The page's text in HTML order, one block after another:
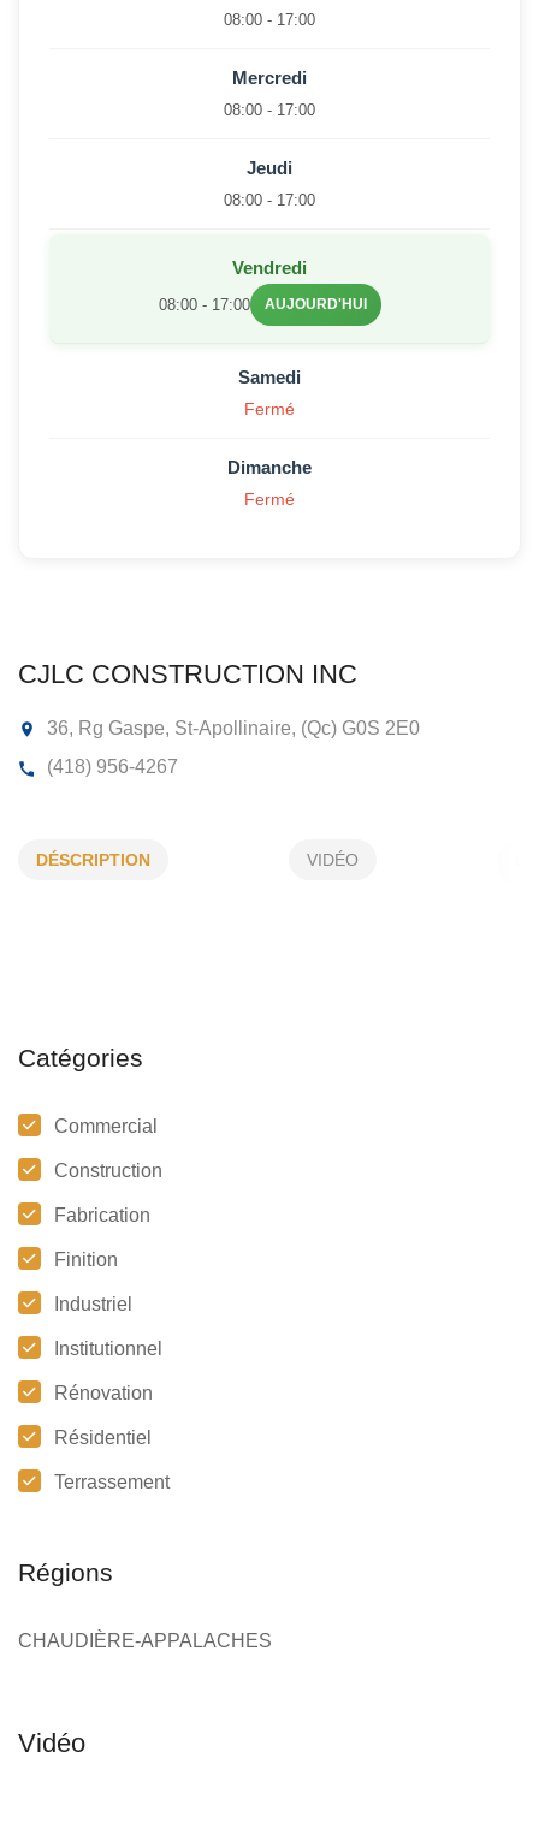
CJLC CONSTRUCTION INC
DÉSCRIPTION VIDÉO
Catégories
Commercial
Construction
Fabrication
Finition
Industriel
Institutionnel
Rénovation
Résidentiel
Terrassement
Régions
CHAUDIÈRE-APPALACHES
08:00 - 17:00
Mercredi
08:00 - 17:00
Jeudi
08:00 - 17:00
Vendredi
08:00 - 17:00 AUJOURD'HUI
Samedi
Fermé
Dimanche
Fermé